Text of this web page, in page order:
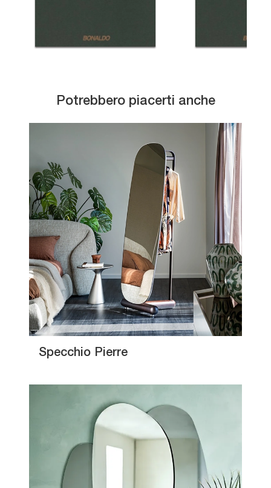
Potrebbero piacerti anche
Specchio Pierre